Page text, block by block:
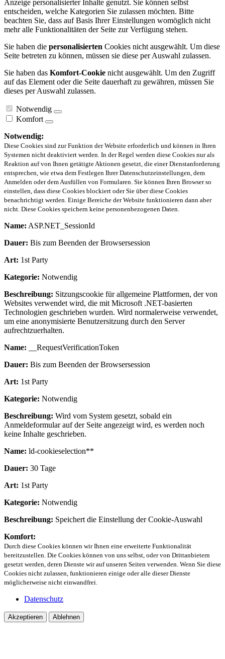
Anzeige personalisierter Inhalte genutzt. Sie können selbst
entscheiden, welche Kategorien Sie zulassen möchten. Bitte
beachten Sie, dass auf Basis Ihrer Einstellungen womöglich nicht
mehr alle Funktionalitäten der Seite zur Verfügung stehen.
Sie haben die personalisierten Cookies nicht ausgewählt. Um diese
Seite betreten zu können, müssen sie diese per Auswahl zulassen.
Sie haben das Komfort-Cookie nicht ausgewählt. Um den Zugriff
auf das Element oder die Seite dauerhaft zu gewähren, müssen Sie
dieses per Auswahl zulassen.
Notwendig
Komfort
Notwendig:
Diese Cookies sind zur Funktion der Website erforderlich und können in Ihren
Systemen nicht deaktiviert werden. In der Regel werden diese Cookies nur als
Reaktion auf von Ihnen getätigte Aktionen gesetzt, die einer Dienstanforderung
entsprechen, wie etwa dem Festlegen Ihrer Datenschutzeinstellungen, dem
Anmelden oder dem Ausfüllen von Formularen. Sie können Ihren Browser so
einstellen, dass diese Cookies blockiert oder Sie über diese Cookies
benachrichtigt werden. Einige Bereiche der Website funktionieren dann aber
nicht. Diese Cookies speichern keine personenbezogenen Daten.
Name: ASP.NET_SessionId
Dauer: Bis zum Beenden der Browsersession
Art: 1st Party
Kategorie: Notwendig
Beschreibung: Sitzungscookie für allgemeine Plattformen, der von
Websites verwendet wird, die mit Microsoft .NET-basierten
Technologien geschrieben wurden. Wird normalerweise verwendet,
um eine anonymisierte Benutzersitzung durch den Server
aufrechtzuerhalten.
Name: __RequestVerificationToken
Dauer: Bis zum Beenden der Browsersession
Art: 1st Party
Kategorie: Notwendig
Beschreibung: Wird vom System gesetzt, sobald ein
Anmeldeformular auf der Seite angezeigt wird, es werden noch
keine Inhalte geschrieben.
Name: ld-cookieselection**
Dauer: 30 Tage
Art: 1st Party
Kategorie: Notwendig
Beschreibung: Speichert die Einstellung der Cookie-Auswahl
Komfort:
Durch diese Cookies können wir Ihnen eine erweiterte Funktionalität
bereitzustellen. Die Cookies können von uns selbst, oder von Drittanbietern
gesetzt werden, deren Dienste wir auf unseren Seiten verwenden. Wenn Sie diese
Cookies nicht zulassen, funktionieren einige oder alle dieser Dienste
möglicherweise nicht einwandfrei.
Datenschutz
Akzeptieren Ablehnen